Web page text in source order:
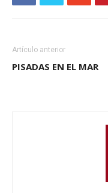
Artículo anterior
PISADAS EN EL MAR